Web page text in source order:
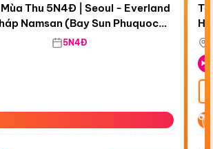
Airways
Thu 5N4Đ | Seoul - Everland
Namsan (Bay Sun Phuquoc
5N4Đ